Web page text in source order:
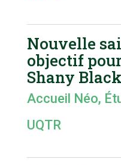
Nouvelle
objectif
Shany Black
Accueil Néo,
UQTR